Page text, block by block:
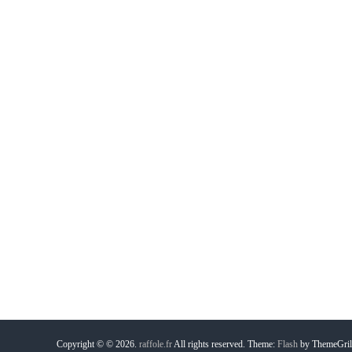
Copyright © © 2026. raffole.frAll rights reserved. Theme: Flash by